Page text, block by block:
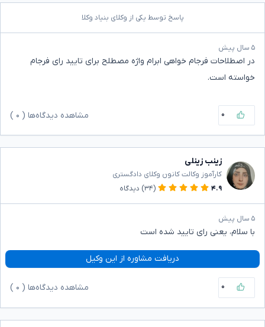
پاسخ توسط یکی از وکلای بنیاد وکلا
۵ سال پیش
در اصطلاحات فرجام خواهی ابرام واژه مصطلح برای تایید رای فرجام
خواسته است.
۰ مشاهده دیدگاه‌ها ( ۰
زینب زینلی
کارآموز وکالت کانون وکلای دادگستری
۴.۹
(۳۴) دیدگاه
۵ سال پیش
با سلام، یعنی رای تایید شده است
دریافت مشاوره از این وکیل
۰ مشاهده دیدگاه‌ها ( ۰